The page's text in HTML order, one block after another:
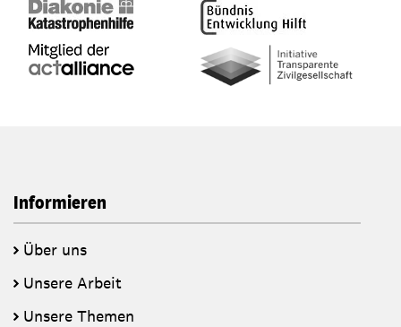
Informieren
Über uns
Unsere Arbeit
Unsere Themen